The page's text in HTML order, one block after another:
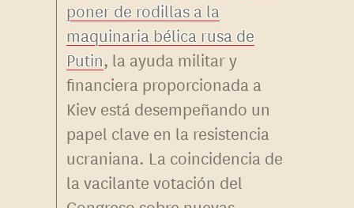
poner de rodillas a la
maquinaria bélica rusa de
Putin, la ayuda militar y
financiera proporcionada a
Kiev está desempeñando un
papel clave en la resistencia
ucraniana. La coincidencia de
la vacilante votación del